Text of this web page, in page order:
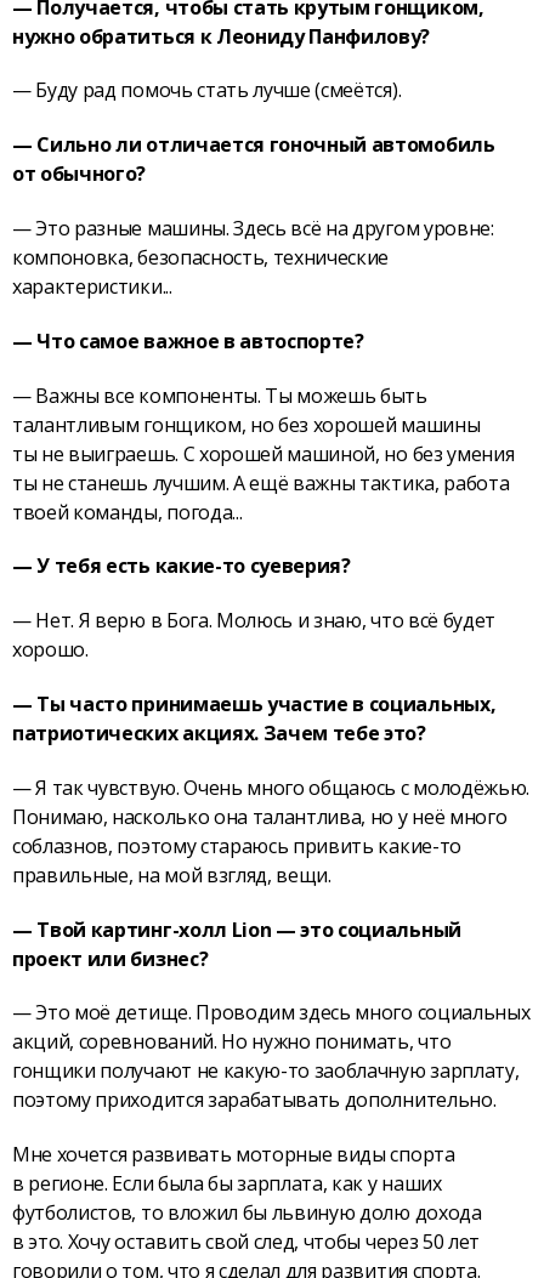
— Получается, чтобы стать крутым гонщиком,
нужно обратиться к Леониду Панфилову?
— Буду рад помочь стать лучше (смеётся).
— Сильно ли отличается гоночный автомобиль
от обычного?
— Это разные машины. Здесь всё на другом уровне:
компоновка, безопасность, технические
характеристики...
— Что самое важное в автоспорте?
— Важны все компоненты. Ты можешь быть
талантливым гонщиком, но без хорошей машины
ты не выиграешь. С хорошей машиной, но без умения
ты не станешь лучшим. А ещё важны тактика, работа
твоей команды, погода...
— У тебя есть какие-то суеверия?
— Нет. Я верю в Бога. Молюсь и знаю, что всё будет
хорошо.
— Ты часто принимаешь участие в социальных,
патриотических акциях. Зачем тебе это?
— Я так чувствую. Очень много общаюсь с молодёжью.
Понимаю, насколько она талантлива, но у неё много
соблазнов, поэтому стараюсь привить какие-то
правильные, на мой взгляд, вещи.
— Твой картинг-холл Lion — это социальный
проект или бизнес?
— Это моё детище. Проводим здесь много социальных
акций, соревнований. Но нужно понимать, что
гонщики получают не какую-то заоблачную зарплату,
поэтому приходится зарабатывать дополнительно.
Мне хочется развивать моторные виды спорта
в регионе. Если была бы зарплата, как у наших
футболистов, то вложил бы львиную долю дохода
в это. Хочу оставить свой след, чтобы через 50 лет
говорили о том, что я сделал для развития спорта.